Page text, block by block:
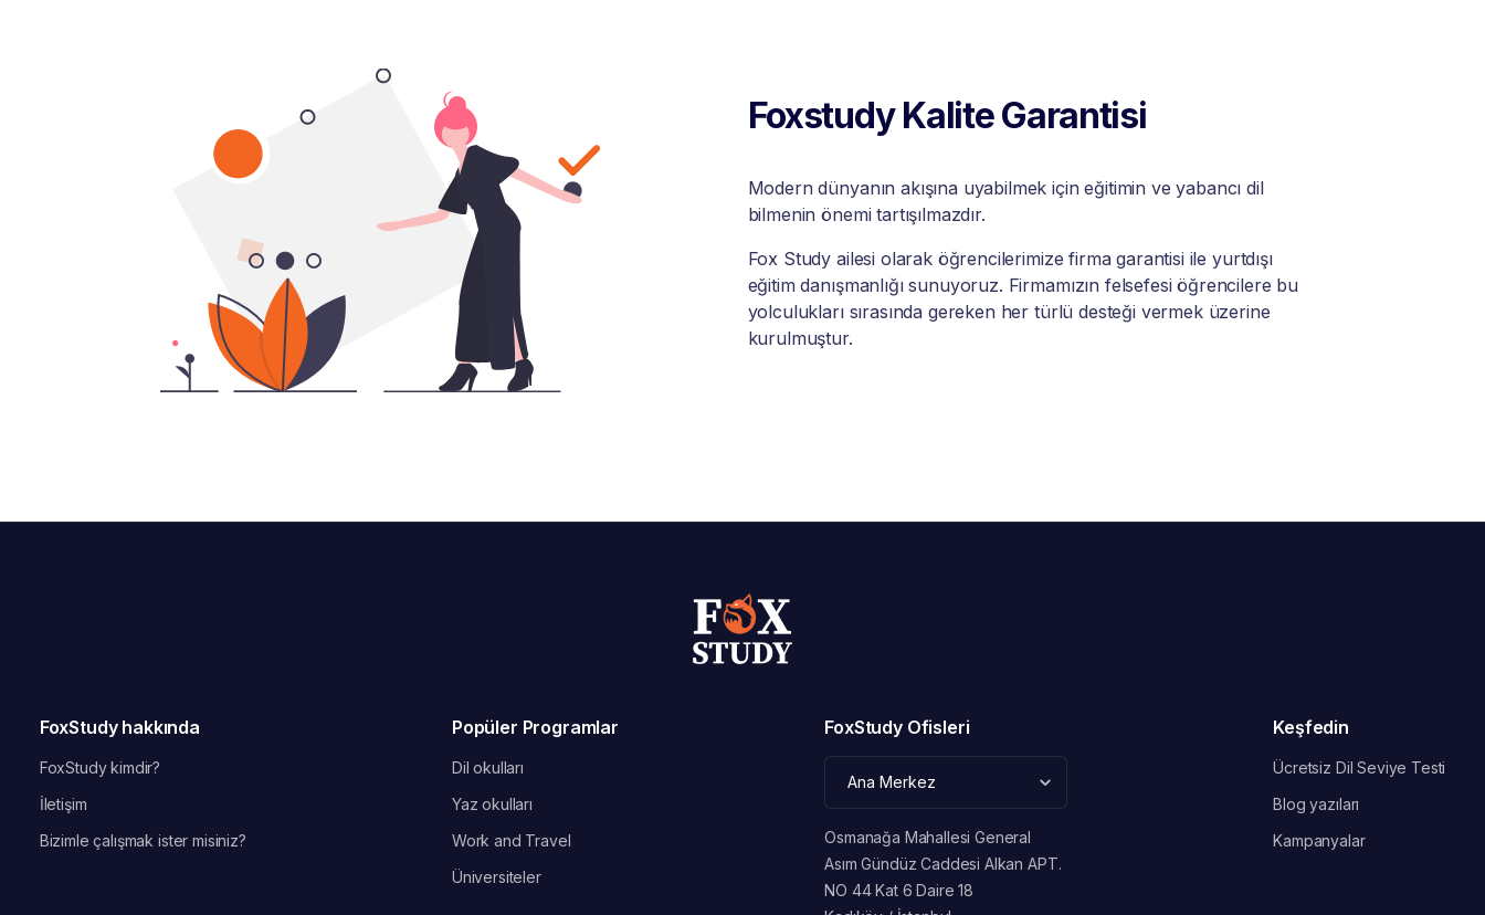
Foxstudy Kalite Garantisi
Modern dünyanın akışına uyabilmek için eğitimin ve yabancı dil
bilmenin önemi tartışılmazdır.
Fox Study ailesi olarak öğrencilerimize firma garantisi ile yurtdışı
eğitim danışmanlığı sunuyoruz. Firmamızın felsefesi öğrencilere bu
yolculukları sırasında gereken her türlü desteği vermek üzerine
kurulmuştur.
FoxStudy hakkında
FoxStudy kimdir?
İletişim
Bizimle çalışmak ister misiniz?
Popüler Programlar
Dil okulları
Yaz okulları
Work and Travel
Üniversiteler
FoxStudy Ofisleri
Osmanağa Mahallesi General
Asım Gündüz Caddesi Alkan APT.
NO 44 Kat 6 Daire 18
Keşfedin
Ücretsiz Dil Seviye Testi
Blog yazıları
Kampanyalar